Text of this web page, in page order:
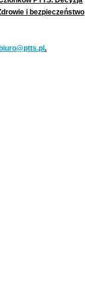
i bezpieczeństwo
.